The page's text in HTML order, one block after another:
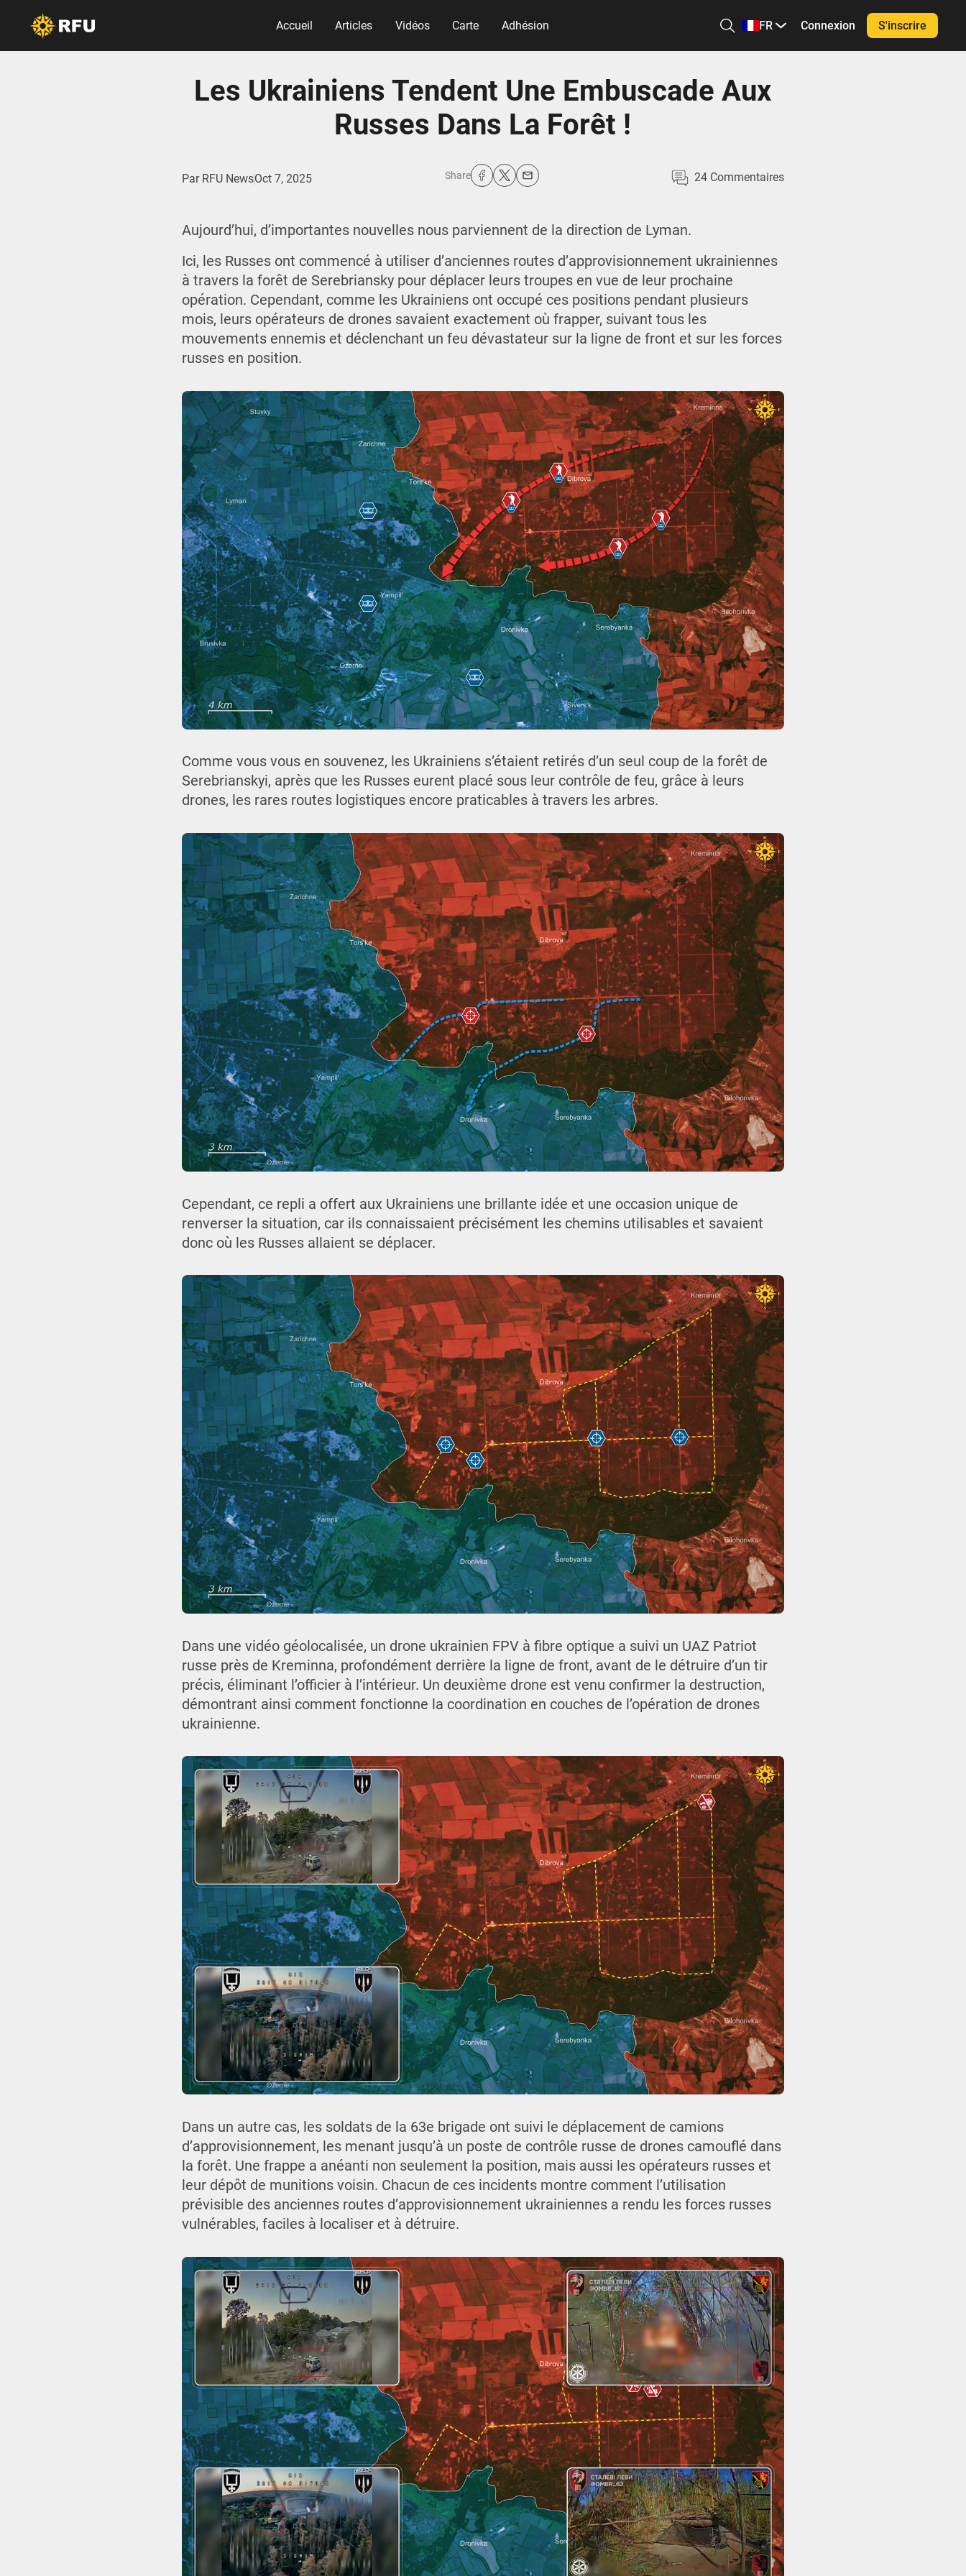
Accueil Articles Vidéos Carte Adhésion FR Connexion S'inscrire
Les Ukrainiens Tendent Une Embuscade Aux
Russes Dans La Forêt !
Par RFU NewsOct 7, 2025 Share 24Commentaires
Aujourd’hui, d’importantes nouvelles nous parviennent de la direction de Lyman.
Ici, les Russes ont commencé à utiliser d’anciennes routes d’approvisionnement ukrainiennes
à travers la forêt de Serebriansky pour déplacer leurs troupes en vue de leur prochaine
opération. Cependant, comme les Ukrainiens ont occupé ces positions pendant plusieurs
mois, leurs opérateurs de drones savaient exactement où frapper, suivant tous les
mouvements ennemis et déclenchant un feu dévastateur sur la ligne de front et sur les forces
russes en position.
Comme vous vous en souvenez, les Ukrainiens s’étaient retirés d’un seul coup de la forêt de
Serebrianskyi, après que les Russes eurent placé sous leur contrôle de feu, grâce à leurs
drones, les rares routes logistiques encore praticables à travers les arbres.
Cependant, ce repli a offert aux Ukrainiens une brillante idée et une occasion unique de
renverser la situation, car ils connaissaient précisément les chemins utilisables et savaient
donc où les Russes allaient se déplacer.
Dans une vidéo géolocalisée, un drone ukrainien FPV à fibre optique a suivi un UAZ Patriot
russe près de Kreminna, profondément derrière la ligne de front, avant de le détruire d’un tir
précis, éliminant l’officier à l’intérieur. Un deuxième drone est venu confirmer la destruction,
démontrant ainsi comment fonctionne la coordination en couches de l’opération de drones
ukrainienne.
Dans un autre cas, les soldats de la 63e brigade ont suivi le déplacement de camions
d’approvisionnement, les menant jusqu’à un poste de contrôle russe de drones camouflé dans
la forêt. Une frappe a anéanti non seulement la position, mais aussi les opérateurs russes et
leur dépôt de munitions voisin. Chacun de ces incidents montre comment l’utilisation
prévisible des anciennes routes d’approvisionnement ukrainiennes a rendu les forces russes
vulnérables, faciles à localiser et à détruire.